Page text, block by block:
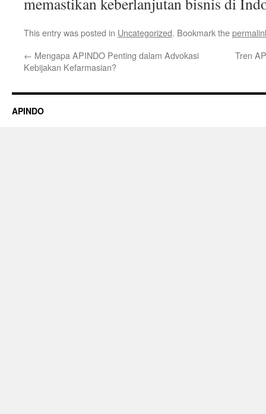
This entry was posted in Uncategorized. Bookmark the
← Mengapa APINDO Penting dalam Advokasi
Kebijakan Kefarmasian?
Tren
APINDO